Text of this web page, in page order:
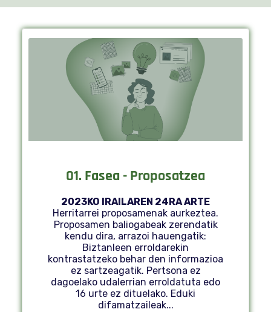
01. Fasea - Proposatzea
2023KO IRAILAREN 24RA ARTE
Herritarrei proposamenak aurkeztea.
Proposamen baliogabeak zerendatik
kendu dira, arrazoi hauengatik:
Biztanleen erroldarekin
kontrastatzeko behar den informazioa
ez sartzeagatik. Pertsona ez
dagoelako udalerrian erroldatuta edo
16 urte ez dituelako. Eduki
difamatzaileak...